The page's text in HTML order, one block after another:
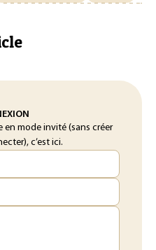
en mode invité (sans créer
c’est ici.